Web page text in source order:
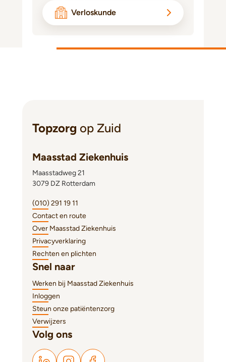
Verloskunde
Topzorg op Zuid
Maasstad Ziekenhuis
Maasstadweg 21
3079 DZ Rotterdam
(010) 291 19 11
Contact en route
Over Maasstad Ziekenhuis
Privacyverklaring
Rechten en plichten
Snel naar
Werken bij Maasstad Ziekenhuis
Inloggen
Steun onze patiëntenzorg
Verwijzers
Volg ons